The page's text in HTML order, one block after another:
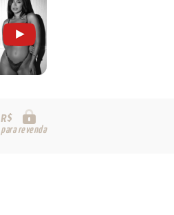
R$
para revenda